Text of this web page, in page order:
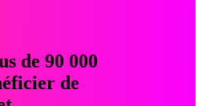
de 90 000
de